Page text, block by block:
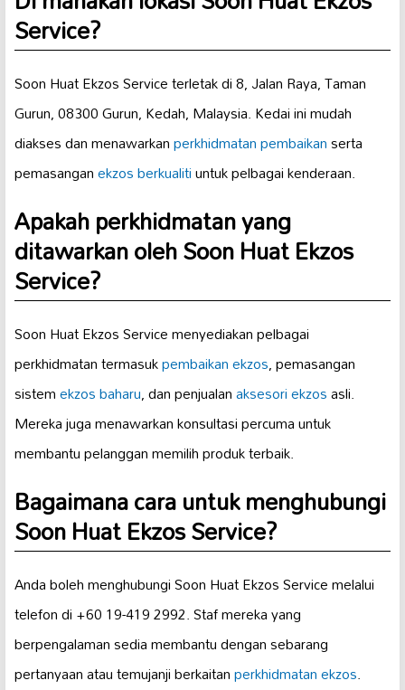
Service?
Soon Huat Ekzos Service terletak di 8, Jalan Raya, Taman
Gurun, 08300 Gurun, Kedah, Malaysia. Kedai ini mudah
diakses dan menawarkanperkhidmatan pembaikanserta
pemasanganekzos berkualitiuntuk pelbagai kenderaan.
Apakah perkhidmatan yang
ditawarkan oleh Soon Huat Ekzos
Service?
Soon Huat Ekzos Service menyediakan pelbagai
perkhidmatan termasukpembaikan ekzos, pemasangan
sistemekzos baharu, dan penjualanaksesori ekzosasli.
Mereka juga menawarkan konsultasi percuma untuk
membantu pelanggan memilih produk terbaik.
Bagaimana cara untuk menghubungi
Soon Huat Ekzos Service?
Anda boleh menghubungi Soon Huat Ekzos Service melalui
telefon di +60 19-419 2992. Staf mereka yang
berpengalaman sedia membantu dengan sebarang
pertanyaan atau temujanji berkaitanperkhidmatan ekzos.